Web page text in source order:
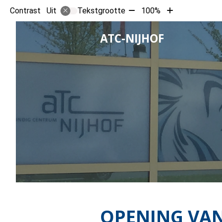
Contrast Uit Tekstgrootte Tekst
verkleinen
10%
100%
Tekst
vergroten
ATC-NIJHOF
OPENING